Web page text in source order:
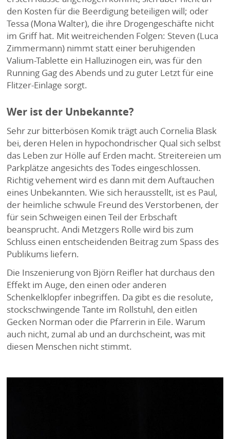
den Kosten für die Beerdigung beteiligen will; oder
Tessa (Mona Walter), die ihre Drogengeschäfte nicht
im Griff hat. Mit weitreichenden Folgen: Steven (Luca
Zimmermann) nimmt statt einer beruhigenden
Valium-Tablette ein Halluzinogen ein, was für den
Running Gag des Abends und zu guter Letzt für eine
Flitzer-Einlage sorgt.
Wer ist der Unbekannte?
Sehr zur bitterbösen Komik trägt auch Cornelia Blask
bei, deren Helen in hypochondrischer Qual sich selbst
das Leben zur Hölle auf Erden macht. Streitereien um
Parkplätze angesichts des Todes eingeschlossen.
Richtig vehement wird es dann mit dem Auftauchen
eines Unbekannten. Wie sich herausstellt, ist es Paul,
der heimliche schwule Freund des Verstorbenen, der
für sein Schweigen einen Teil der Erbschaft
beansprucht. Andi Metzgers Rolle wird bis zum
Schluss einen entscheidenden Beitrag zum Spass des
Publikums liefern.
Die Inszenierung von Björn Reifler hat durchaus den
Effekt im Auge, den einen oder anderen
Schenkelklopfer inbegriffen. Da gibt es die resolute,
stockschwingende Tante im Rollstuhl, den eitlen
Gecken Norman oder die Pfarrerin in Eile. Warum
auch nicht, zumal ab und an durchscheint, was mit
diesen Menschen nicht stimmt.